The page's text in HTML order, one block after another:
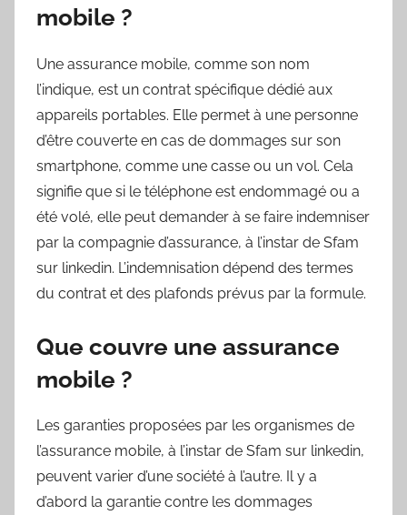
mobile ?
Une assurance mobile, comme son nom
l’indique, est un contrat spécifique dédié aux
appareils portables. Elle permet à une personne
d’être couverte en cas de dommages sur son
smartphone, comme une casse ou un vol. Cela
signifie que si le téléphone est endommagé ou a
été volé, elle peut demander à se faire indemniser
par la compagnie d’assurance, à l’instar de Sfam
sur linkedin. L’indemnisation dépend des termes
du contrat et des plafonds prévus par la formule.
Que couvre une assurance
mobile ?
Les garanties proposées par les organismes de
l’assurance mobile, à l’instar de Sfam sur linkedin,
peuvent varier d’une société à l’autre. Il y a
d’abord la garantie contre les dommages